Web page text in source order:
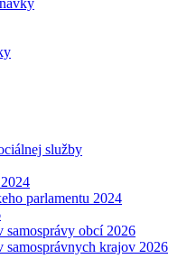
služby
parlamentu 2024
obcí 2026
krajov 2026